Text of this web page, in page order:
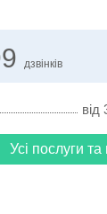
дзвінків
від
Усі послуги та